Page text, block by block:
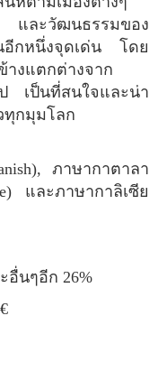
และวัฒนธรรมของ
อีกหนึ่งจุดเด่น โดย
างแตกต่างจาก
ป เป็นที่สนใจและน่า
ทุกมุมโลก
ภาษากาตาลา
และภาษากาลิเซีย
อื่นๆอีก 26%